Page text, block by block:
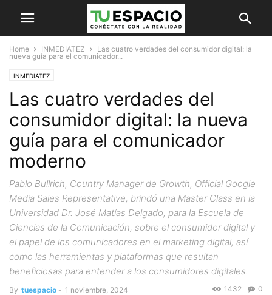
Home INMEDIATEZ
Las cuatro verdades del consumidor digital: la
nueva guía para el comunicador...
INMEDIATEZ
Las cuatro verdades del
consumidor digital: la nueva
guía para el comunicador
moderno
Pablo Bullrich, Country Manager de Growth, Official Google
Media Sales Representative, brindó una Master Class en la
Universidad Dr. José Matías Delgado, para la Escuela de
Ciencias de la Comunicación, sobre el consumidor digital y
el papel de los comunicadores en el marketing digital, así
como las herramientas y plataformas que resultan
beneficiosas para entender a los consumidores digitales.
By tuespacio - 1 noviembre, 2024 0
1432